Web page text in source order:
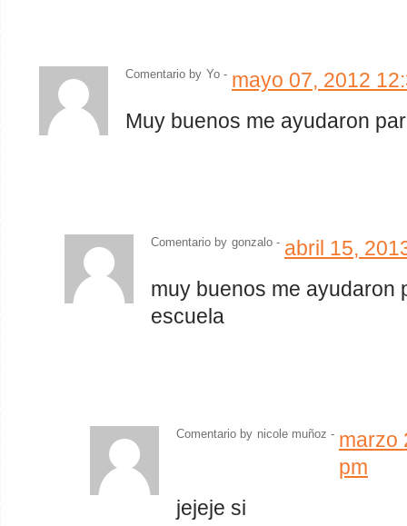
Comentario by Yo - mayo 07, 2012
Muy buenos me ayudaron
Comentario by gonzalo - abril 15,
muy buenos me ayudaron
escuela
Comentario by nicole muñoz - marzo
pm
jejeje si